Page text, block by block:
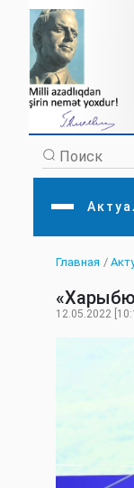
Культура
Главная /
12.05.2022